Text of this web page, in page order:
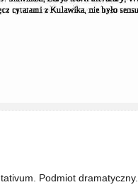
Podmiot dramatyczny.